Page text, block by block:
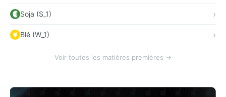
Soja (S_1)
Blé (W_1)
Voir toutes les matières premières →